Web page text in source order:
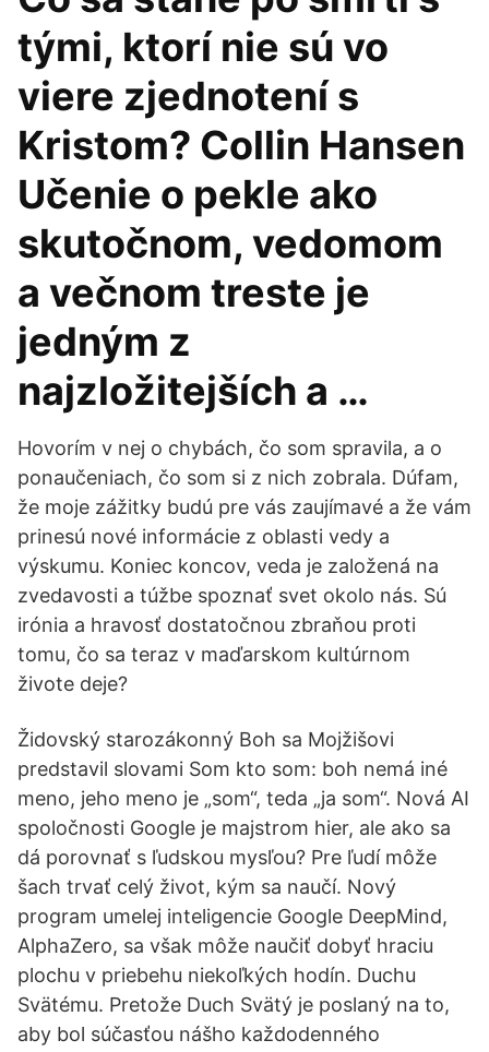
tými, ktorí nie sú vo
viere zjednotení s
Kristom? Collin Hansen
Učenie o pekle ako
skutočnom, vedomom
a večnom treste je
jedným z
najzložitejších a …
Hovorím v nej o chybách, čo som spravila, a o
ponaučeniach, čo som si z nich zobrala. Dúfam,
že moje zážitky budú pre vás zaujímavé a že vám
prinesú nové informácie z oblasti vedy a
výskumu. Koniec koncov, veda je založená na
zvedavosti a túžbe spoznať svet okolo nás. Sú
irónia a hravosť dostatočnou zbraňou proti
tomu, čo sa teraz v maďarskom kultúrnom
živote deje?
Židovský starozákonný Boh sa Mojžišovi
predstavil slovami Som kto som: boh nemá iné
meno, jeho meno je „som“, teda „ja som“. Nová AI
spoločnosti Google je majstrom hier, ale ako sa
dá porovnať s ľudskou mysľou? Pre ľudí môže
šach trvať celý život, kým sa naučí. Nový
program umelej inteligencie Google DeepMind,
AlphaZero, sa však môže naučiť dobyť hraciu
plochu v priebehu niekoľkých hodín. Duchu
Svätému. Pretože Duch Svätý je poslaný na to,
aby bol súčasťou nášho každodenného